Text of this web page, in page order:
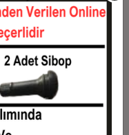
8.330,00 TL
8.470,00 TL
8.540,00 TL
8.680,00 TL